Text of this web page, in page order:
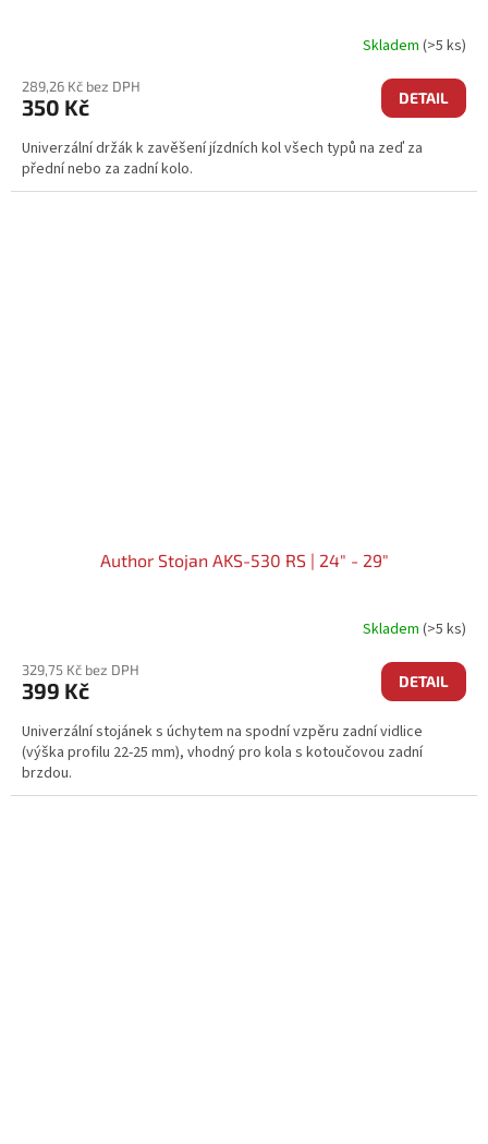
Skladem (>5 ks)
289,26 Kč bez DPH
350 Kč DETAIL
Univerzální držák k zavěšení jízdních kol všech typů na zeď za
přední nebo za zadní kolo.
Author Stojan AKS-530 RS | 24" - 29"
Skladem (>5 ks)
329,75 Kč bez DPH
399 Kč DETAIL
Univerzální stojánek s úchytem na spodní vzpěru zadní vidlice
(výška profilu 22-25 mm), vhodný pro kola s kotoučovou zadní
brzdou.